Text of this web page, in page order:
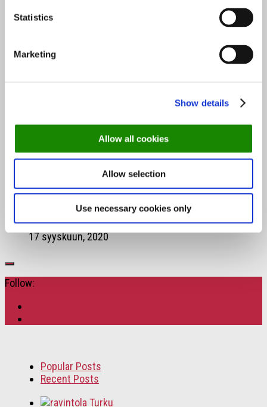
Statistics
Marketing
Show details
Allow all cookies
Allow selection
Use necessary cookies only
Vuoden Sommelier: ”Viinin kuuluu olla kivaa ja
27 toukokuun, 2018
Uuteen 360° Eat Guide -oppaaseen useita
Syksyn vinkki Rukalle: CAMP Kitchen & Bar on
avannut kautensa!
17 syyskuun, 2020
Follow:
Popular Posts
Recent Posts